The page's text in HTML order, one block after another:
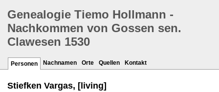
Genealogie Tiemo Hollmann -
Nachkommen von Gossen sen.
Clawesen 1530
Personen Nachnamen Orte Quellen Kontakt
Stiefken Vargas, [living]